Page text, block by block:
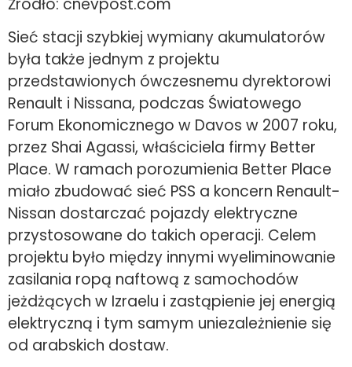
Źródło: cnevpost.com
Sieć stacji szybkiej wymiany akumulatorów
była także jednym z projektu
przedstawionych ówczesnemu dyrektorowi
Renault i Nissana, podczas Światowego
Forum Ekonomicznego w Davos w 2007 roku,
przez Shai Agassi, właściciela firmy Better
Place. W ramach porozumienia Better Place
miało zbudować sieć PSS a koncern Renault-
Nissan dostarczać pojazdy elektryczne
przystosowane do takich operacji. Celem
projektu było między innymi wyeliminowanie
zasilania ropą naftową z samochodów
jeżdżących w Izraelu i zastąpienie jej energią
elektryczną i tym samym uniezależnienie się
od arabskich dostaw.